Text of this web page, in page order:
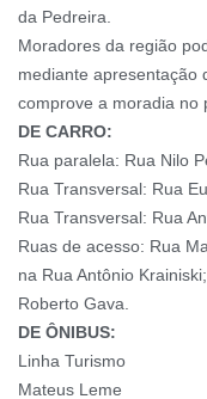
da Pedreira.
Moradores da região
mediante apresentação
comprove a moradia no
DE CARRO:
Rua paralela: Rua Nilo
Rua Transversal: Rua
Rua Transversal: Rua
Ruas de acesso: Rua
na Rua Antônio
Roberto Gava.
DE ÔNIBUS:
Linha Turismo
Mateus Leme